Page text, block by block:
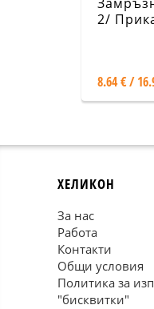
2/
8.64 € /
ХЕЛИКОН
За нас
Работа
Контакти
Общи условия
Политика за
"бисквитки"